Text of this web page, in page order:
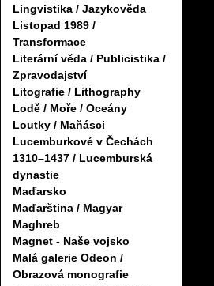
Lingvistika / Jazykověda
Listopad 1989 /
Transformace
Literární věda / Publicistika /
Zpravodajství
Litografie / Lithography
Lodě / Moře / Oceány
Loutky / Maňásci
Lucemburkové v Čechách
1310–1437 / Lucemburská
dynastie
Maďarsko
Maďarština / Magyar
Maghreb
Magnet - Naše vojsko
Malá galerie Odeon /
Obrazová monografie